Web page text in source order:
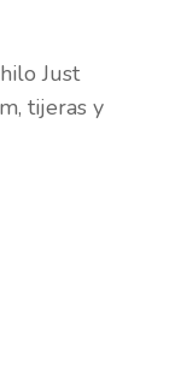
Just
tijeras y